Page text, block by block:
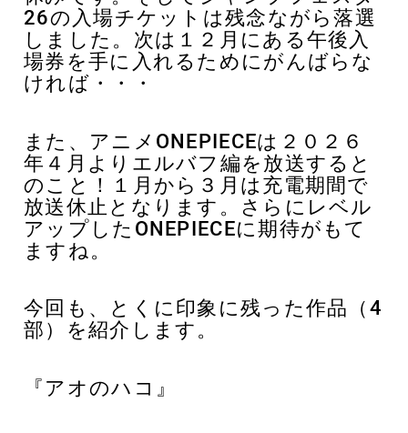
26の入場チケットは残念ながら落選
しました。次は１２月にある午後入
場券を手に入れるためにがんばらな
ければ・・・
また、アニメONEPIECEは２０２６
年４月よりエルバフ編を放送すると
のこと！１月から３月は充電期間で
放送休止となります。さらにレベル
アップしたONEPIECEに期待がもて
ますね。
今回も、とくに印象に残った作品（4
部）を紹介します。
『アオのハコ』